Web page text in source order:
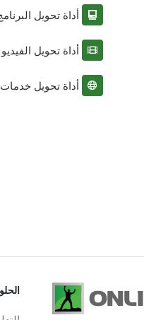
أداة تحويل
أداة تحويل الفيديو
أداة تحويل